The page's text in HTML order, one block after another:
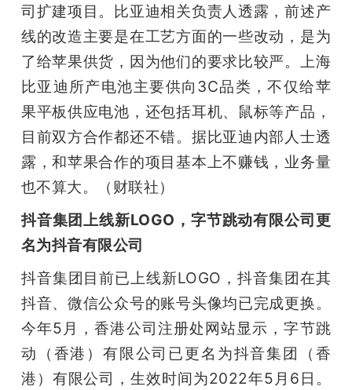
司扩建项目。比亚迪相关负责人透露，前述产
线的改造主要是在工艺方面的一些改动，是为
了给苹果供货，因为他们的要求比较严。上海
比亚迪所产电池主要供向3C品类，不仅给苹
果平板供应电池，还包括耳机、鼠标等产品，
目前双方合作都还不错。据比亚迪内部人士透
露，和苹果合作的项目基本上不赚钱，业务量
也不算大。（财联社）
抖音集团上线新LOGO，字节跳动有限公司更
名为抖音有限公司
抖音集团目前已上线新LOGO，抖音集团在其
抖音、微信公众号的账号头像均已完成更换。
今年5月，香港公司注册处网站显示，字节跳
动（香港）有限公司已更名为抖音集团（香
港）有限公司，生效时间为2022年5月6日。